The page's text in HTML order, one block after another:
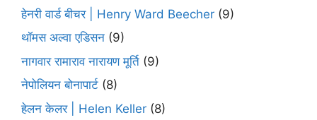
हेनरी वार्ड बीचर | Henry Ward Beecher (9)
थॉमस अल्वा एडिसन (9)
नागवार रामाराव नारायण मूर्ति (9)
नेपोलियन बोनापार्ट (8)
हेलन केलर | Helen Keller (8)